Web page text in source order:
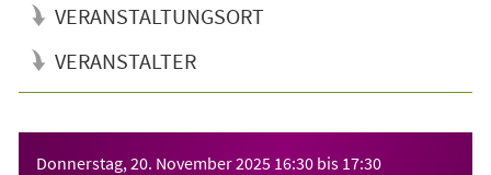
VERANSTALTUNGSORT
VERANSTALTER
Donnerstag, 20. November 2025 16:30 bis 17:30